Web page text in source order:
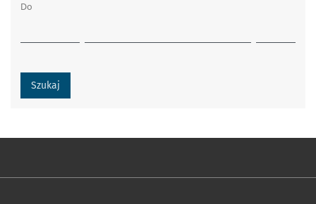
Do
Szukaj